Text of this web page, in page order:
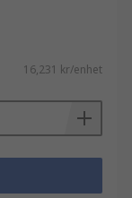
16,231 kr/enhet